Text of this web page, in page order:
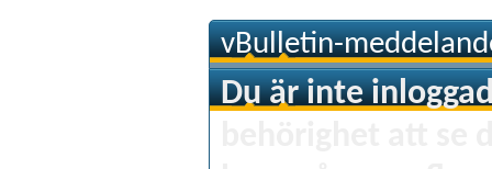
vBulletin-
Du är inte